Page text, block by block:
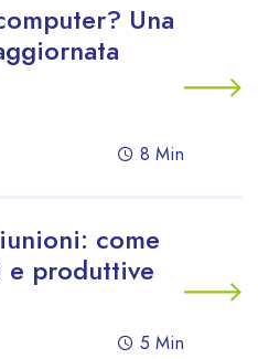
Una
8 Min
come
e produttive
5 Min